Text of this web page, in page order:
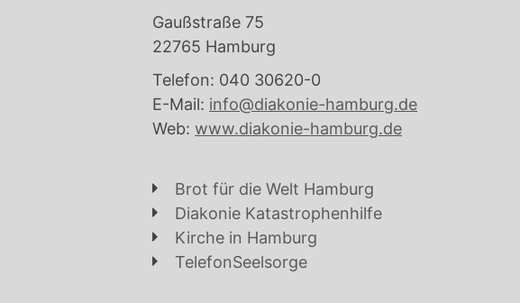
Gaußstraße 75
22765 Hamburg
Telefon: 040 30620-0
E-Mail: info@diakonie-hamburg.de
Web: www.diakonie-hamburg.de
Brot für die Welt Hamburg
Diakonie Katastrophenhilfe
Kirche in Hamburg
TelefonSeelsorge